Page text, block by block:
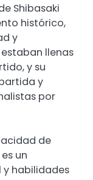
Shibasaki
histórico,
y
llenas
y su
y
por
de
un
habilidades